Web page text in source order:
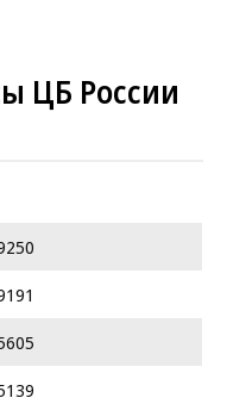
ЦБ России